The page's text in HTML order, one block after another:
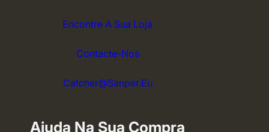
Encontre A Sua Loja
Contacte-Nos
Catcher@sanper.eu
Ajuda Na Sua Compra